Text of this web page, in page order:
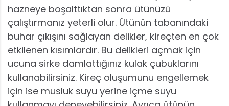
hazneye boşalttıktan sonra ütünüzü
çalıştırmanız yeterli olur. Ütünün tabanındaki
buhar çıkışını sağlayan delikler, kireçten en çok
etkilenen kısımlardır. Bu delikleri açmak için
ucuna sirke damlattığınız kulak çubuklarını
kullanabilirsiniz. Kireç oluşumunu engellemek
için ise musluk suyu yerine içme suyu